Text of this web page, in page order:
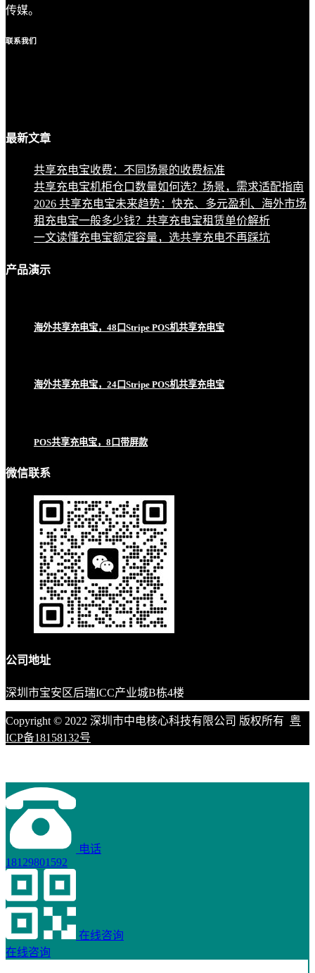
传媒。
联系我们
最新文章
共享充电宝收费：不同场景的收费标准
共享充电宝机柜仓口数量如何选？场景，需求适配指南
2026 共享充电宝未来趋势：快充、多元盈利、海外市场
租充电宝一般多少钱？共享充电宝租赁单价解析
一文读懂充电宝额定容量，选共享充电不再踩坑
产品演示
海外共享充电宝，48口Stripe POS机共享充电宝
海外共享充电宝，24口Stripe POS机共享充电宝
POS共享充电宝，8口带屏款
微信联系
公司地址
深圳市宝安区后瑞ICC产业城B栋4楼
Copyright © 2022 深圳市中电核心科技有限公司 版权所有 粤
ICP备18158132号
电话
18129801592
在线咨询
在线咨询